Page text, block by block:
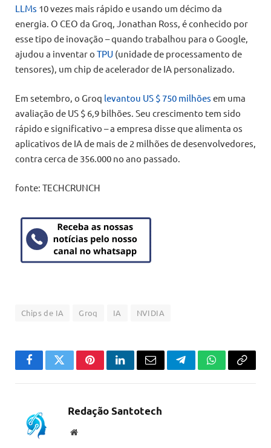
LLMs 10 vezes mais rápido e usando um décimo da
energia. O CEO da Groq, Jonathan Ross, é conhecido por
esse tipo de inovação – quando trabalhou para o Google,
ajudou a inventar o TPU (unidade de processamento de
tensores), um chip de acelerador de IA personalizado.
Em setembro, o Groq levantou US $ 750 milhões em uma
avaliação de US $ 6,9 bilhões. Seu crescimento tem sido
rápido e significativo – a empresa disse que alimenta os
aplicativos de IA de mais de 2 milhões de desenvolvedores,
contra cerca de 356.000 no ano passado.
fonte: TECHCRUNCH
Chips de IA Groq IA NVIDIA
FacebookTwitterPinterestLinkedInEmail TelegramWhatsApp
Copiar
Redação Santotech
Website